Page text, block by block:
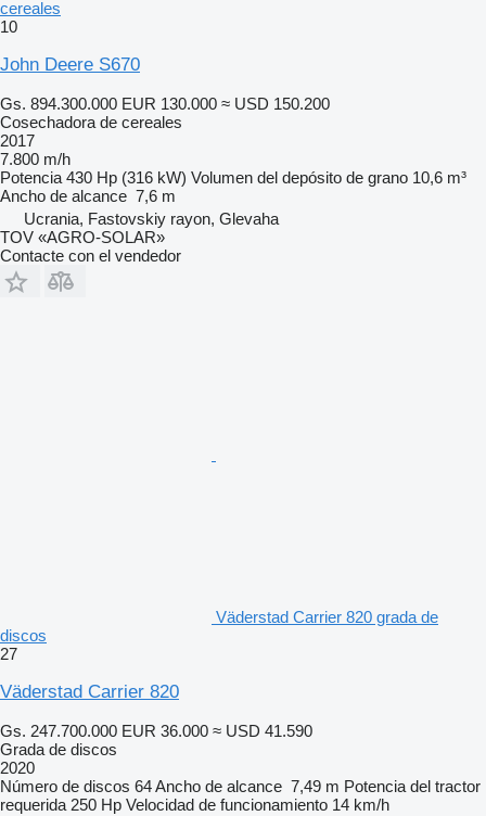
cereales
10
John Deere S670
Gs. 894.300.000 EUR 130.000 ≈ USD 150.200
Cosechadora de cereales
2017
7.800 m/h
Potencia 430 Hp (316 kW) Volumen del depósito de grano 10,6 m³
Ancho de alcance 7,6 m
Ucrania, Fastovskiy rayon, Glevaha
TOV «AGRO-SOLAR»
Contacte con el vendedor
Väderstad Carrier 820 grada de
discos
27
Väderstad Carrier 820
Gs. 247.700.000 EUR 36.000 ≈ USD 41.590
Grada de discos
2020
Número de discos 64Ancho de alcance 7,49 m Potencia del tractor
requerida 250 Hp Velocidad de funcionamiento 14 km/h